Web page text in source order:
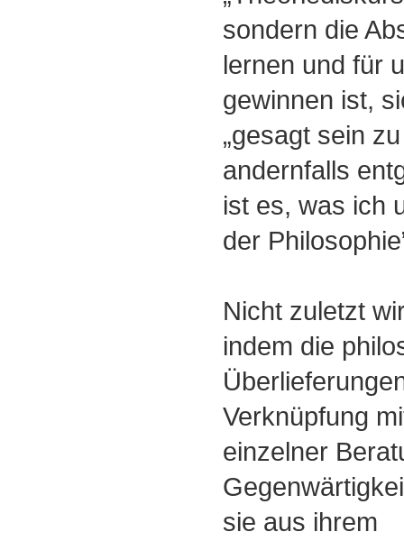
sondern die
lernen und für
gewinnen ist,
„gesagt sein
andernfalls
ist es, was ich
der
Nicht zuletzt
indem die
Verknüpfung
einzelner
sie aus ihrem